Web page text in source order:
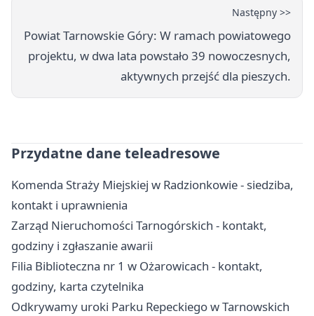
Następny >>
Powiat Tarnowskie Góry: W ramach powiatowego
projektu, w dwa lata powstało 39 nowoczesnych,
aktywnych przejść dla pieszych.
Przydatne dane teleadresowe
Komenda Straży Miejskiej w Radzionkowie - siedziba,
kontakt i uprawnienia
Zarząd Nieruchomości Tarnogórskich - kontakt,
godziny i zgłaszanie awarii
Filia Biblioteczna nr 1 w Ożarowicach - kontakt,
godziny, karta czytelnika
Odkrywamy uroki Parku Repeckiego w Tarnowskich